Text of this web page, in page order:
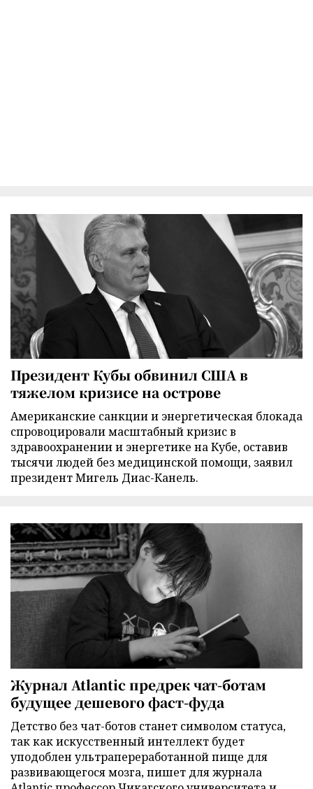
Президент Кубы обвинил США в
тяжелом кризисе на острове
Американские санкции и энергетическая блокада
спровоцировали масштабный кризис в
здравоохранении и энергетике на Кубе, оставив
тысячи людей без медицинской помощи, заявил
президент Мигель Диас-Канель.
Журнал Atlantic предрек чат-ботам
будущее дешевого фаст-фуда
Детство без чат-ботов станет символом статуса,
так как искусственный интеллект будет
уподоблен ультрапереработанной пище для
развивающегося мозга, пишет для журнала